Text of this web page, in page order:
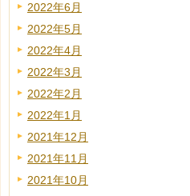
2022年6月
2022年5月
2022年4月
2022年3月
2022年2月
2022年1月
2021年12月
2021年11月
2021年10月